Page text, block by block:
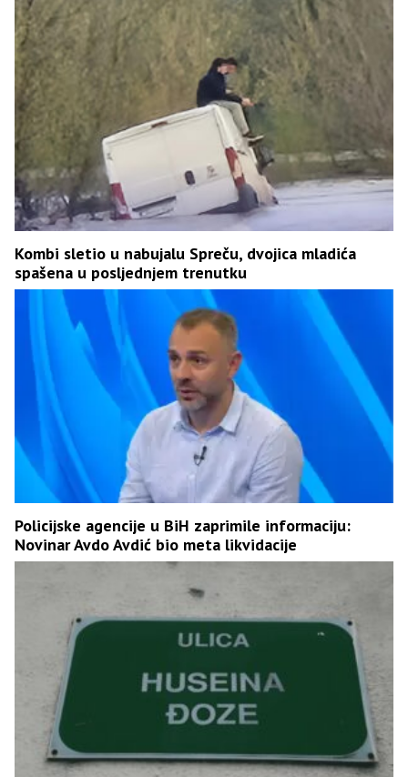
Kombi sletio u nabujalu Spreču, dvojica mladića
spašena u posljednjem trenutku
Policijske agencije u BiH zaprimile informaciju:
Novinar Avdo Avdić bio meta likvidacije